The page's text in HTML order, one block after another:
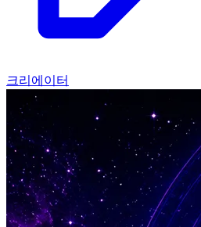
크리에이터